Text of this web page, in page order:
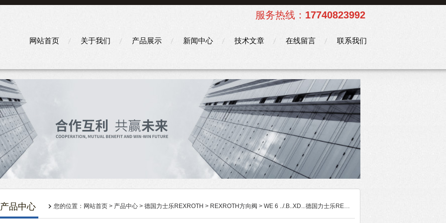
服务热线： 17740823992
网站首页 关于我们 产品展示 新闻中心 技术文章 在线留言 联系我们
产品中心 您的位置： 网站首页 > 产品中心 > 德国力士乐REXROTH > REXROTH方向阀 > WE 6 ../.B..XD...德国力士乐REXROTH带直流线圈的方向阀